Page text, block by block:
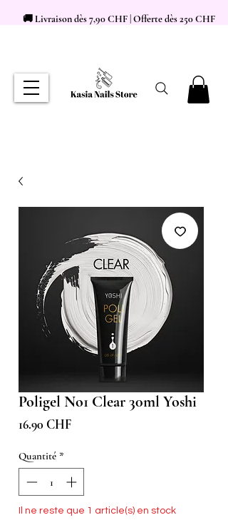
🚚 Livraison dès 7,90 CHF | Offerte dès 250 CHF
Poligel No1 Clear 30ml Yoshi
16.90 CHFPrix
Quantité *
Il ne reste que 1 article(s) en stock